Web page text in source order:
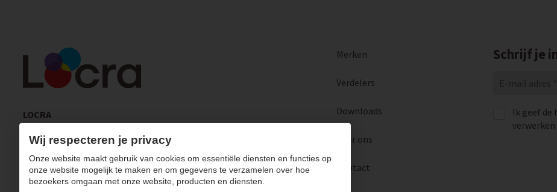
LOCRA
3511 Kuringen
+32 11 231 546
info@locra.be
Merken
Verdelers
Downloads
Over ons
Contact
Schrijf je
Ik geef
Wij respecteren je privacy
Onze website maakt gebruik van cookies om essentiële diensten en functies op
onze website mogelijk te maken en om gegevens te verzamelen over hoe
bezoekers omgaan met onze website, producten en diensten.